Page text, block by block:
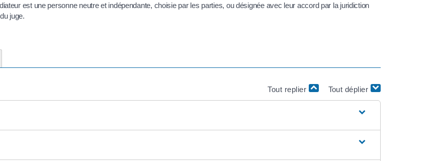
est une personne neutre et indépendante, choisie par les parties, ou désignée avec leur accord par la juridiction
juge.
Tout replier Tout déplier